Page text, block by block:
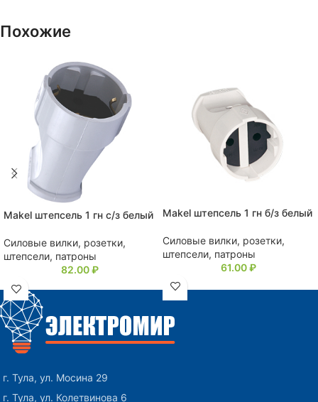
Похожие
Makel штепсель 1 гн с/з белый
Силовые вилки, розетки,
штепсели, патроны
82.00₽
Makel штепсель 1 гн б/з белый
Силовые вилки, розетки,
штепсели, патроны
61.00₽
г. Тула, ул. Мосина 29
г. Тула, ул. Колетвинова 6